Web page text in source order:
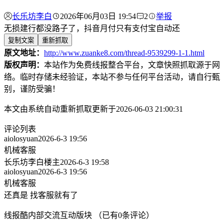
长乐坊李白 2026年06月03日 19:54 2
举报
无损建行都没路子了，抖音月付只有支付宝自动还
复制文案 重新抓取
原文地址： http://www.zuanke8.com/thread-9539299-1-1.html
版权声明： 本站作为免费线报整合平台，文章快照抓取源于网
络。临时存储未经验证，本站不参与任何平台活动，请自行甄
别，谨防受骗！
本文由系统自动重新抓取更新于2026-06-03 21:00:31
评论列表
aiolosyuan2026-6-3 19:56
机械客服
长乐坊李白楼主2026-6-3 19:58
aiolosyuan2026-6-3 19:56
机械客服
还真是 找客服就有了
线报酷内部交流互动版块 （已有0条评论）